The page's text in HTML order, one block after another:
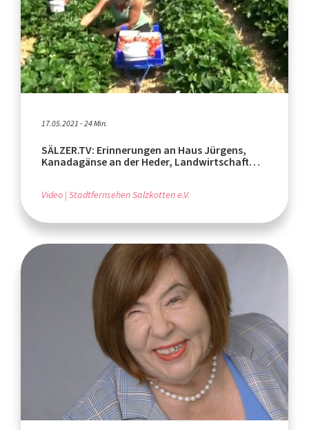
17.05.2021 - 24 Min.
SÄLZER.TV: Erinnerungen an Haus Jürgens,
Kanadagänse an der Heder, Landwirtschaft
Video Stadtfernsehen Salzkotten e.V.